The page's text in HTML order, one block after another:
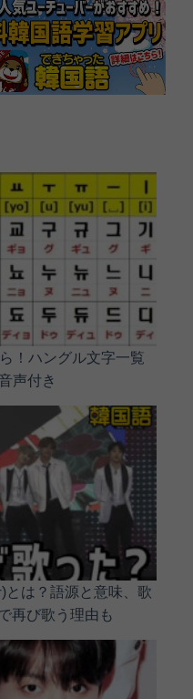
！ハングル文字一覧
声付き
とは？語源と意味、歌
再び歌う理由も